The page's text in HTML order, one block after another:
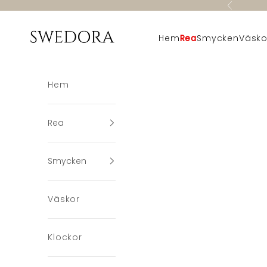
Föregående
Swedora
HemReaSmycken
Hem
Rea
Smycken
Väskor
Klockor